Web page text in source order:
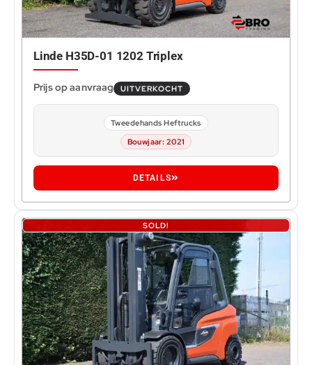
Linde H35D-01 1202 Triplex
UITVERKOCHT
Tweedehands Heftrucks
Bouwjaar: 2021
DETAILS
SOLD!